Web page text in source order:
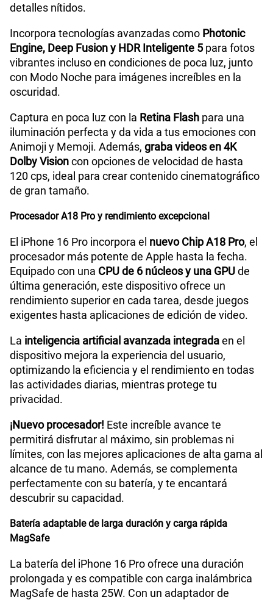
detalles nítidos.
Incorpora tecnologías avanzadas como Photonic
Engine, Deep Fusion y HDR Inteligente 5para fotos
vibrantes incluso en condiciones de poca luz, junto
con Modo Noche para imágenes increíbles en la
oscuridad.
Captura en poca luz con la Retina Flash para una
iluminación perfecta y da vida a tus emociones con
Animoji y Memoji. Además, graba videos en 4K
Dolby Visioncon opciones de velocidad de hasta
120 cps, ideal para crear contenido cinematográfico
de gran tamaño.
Procesador A18 Pro y rendimiento excepcional
El iPhone 16 Pro incorpora el nuevo Chip A18 Pro, el
procesador más potente de Apple hasta la fecha.
Equipado con una CPU de 6 núcleos y una GPUde
última generación, este dispositivo ofrece un
rendimiento superior en cada tarea, desde juegos
exigentes hasta aplicaciones de edición de video.
La inteligencia artificial avanzada integradaen el
dispositivo mejora la experiencia del usuario,
optimizando la eficiencia y el rendimiento en todas
las actividades diarias, mientras protege tu
privacidad.
¡Nuevo procesador! Este increíble avance te
permitirá disfrutar al máximo, sin problemas ni
límites, con las mejores aplicaciones de alta gama al
alcance de tu mano. Además, se complementa
perfectamente con su batería, y te encantará
descubrir su capacidad.
Batería adaptable de larga duración y carga rápida
MagSafe
La batería del iPhone 16 Pro ofrece una duración
prolongada y es compatible con carga inalámbrica
MagSafe de hasta 25W. Con un adaptador de